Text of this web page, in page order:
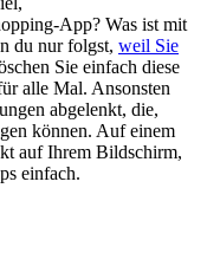
App? Was ist mit
du nur folgst, weil Sie
Sie einfach diese
alle Mal. Ansonsten
abgelenkt, die,
können. Auf einem
auf Ihrem Bildschirm,
einfach.